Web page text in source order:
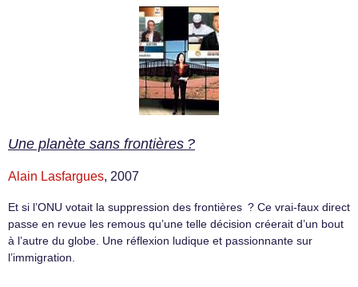
Une planète sans frontières ?
Alain Lasfargues, 2007
Et si l’ONU votait la suppression des frontières ? Ce vrai-faux direct
passe en revue les remous qu’une telle décision créerait d’un bout
à l’autre du globe. Une réflexion ludique et passionnante sur
l’immigration.